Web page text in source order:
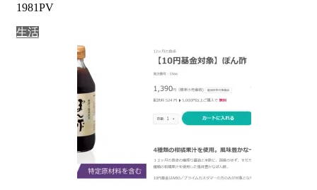
1981PV
生活